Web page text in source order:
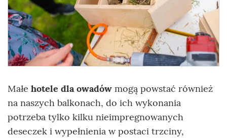
Małe hotele dla owadów mogą powstać również
na naszych balkonach, do ich wykonania
potrzeba tylko kilku nieimpregnowanych
deseczek i wypełnienia w postaci trzciny,